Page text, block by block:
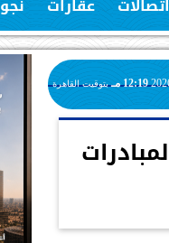
عقارات
12:19 مـ بتوقيت القاهرة